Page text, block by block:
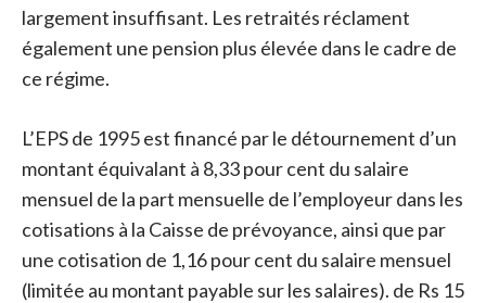
largement insuffisant. Les retraités réclament
également une pension plus élevée dans le cadre de
ce régime.
L’EPS de 1995 est financé par le détournement d’un
montant équivalant à 8,33 pour cent du salaire
mensuel de la part mensuelle de l’employeur dans les
cotisations à la Caisse de prévoyance, ainsi que par
une cotisation de 1,16 pour cent du salaire mensuel
(limitée au montant payable sur les salaires). de Rs 15